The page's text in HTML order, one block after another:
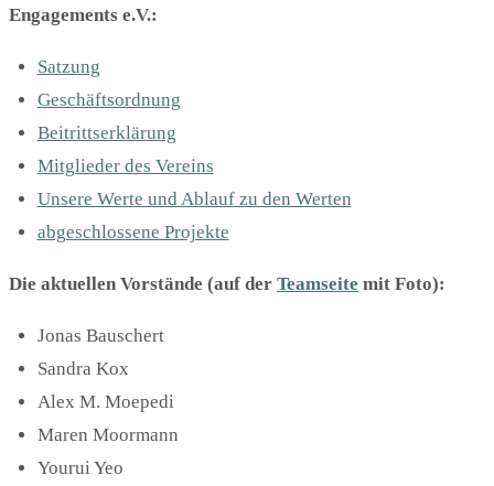
Engagements e.V.:
Satzung
Geschäftsordnung
Beitrittserklärung
Mitglieder des Vereins
Unsere Werte und Ablauf zu den Werten
abgeschlossene Projekte
Die aktuellen Vorstände (auf der Teamseite mit Foto):
Jonas Bauschert
Sandra Kox
Alex M. Moepedi
Maren Moormann
Yourui Yeo